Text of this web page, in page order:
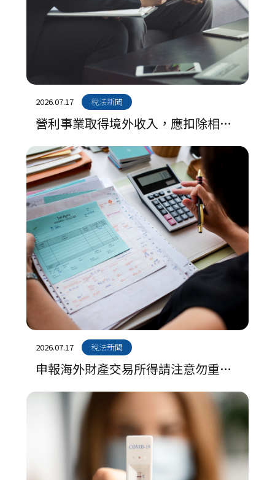
2026.07.17 稅法新聞
營利事業取得境外收入，應扣除相關
成本費用，並以所得額計算境外所得
可扣抵限額
2026.07.17 稅法新聞
申報海外財產交易所得請注意勿重複
扣除成本